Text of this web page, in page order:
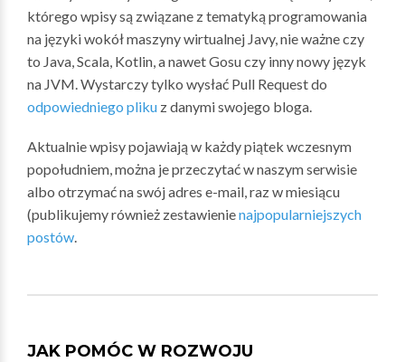
którego wpisy są związane z tematyką programowania
na języki wokół maszyny wirtualnej Javy, nie ważne czy
to Java, Scala, Kotlin, a nawet Gosu czy inny nowy język
na JVM. Wystarczy tylko wysłać Pull Request do
odpowiedniego pliku z danymi swojego bloga.
Aktualnie wpisy pojawiają w każdy piątek wczesnym
popołudniem, można je przeczytać w naszym serwisie
albo otrzymać na swój adres e-mail, raz w miesiącu
(publikujemy również zestawienienajpopularniejszych
postów.
JAK POMÓC W ROZWOJU